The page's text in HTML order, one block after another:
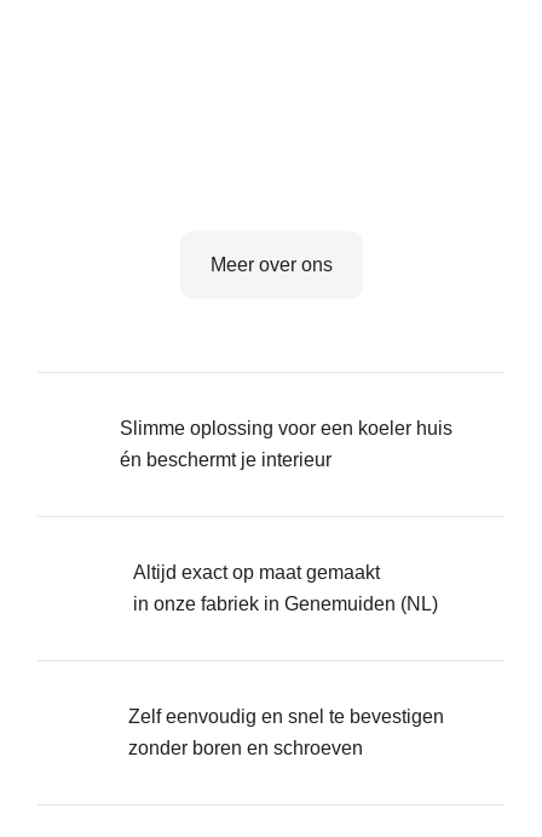
Meer over ons
Slimme oplossing voor een koeler huis
én beschermt je interieur
Altijd exact op maat gemaakt
in onze fabriek in Genemuiden (NL)
Zelf eenvoudig en snel te bevestigen
zonder boren en schroeven